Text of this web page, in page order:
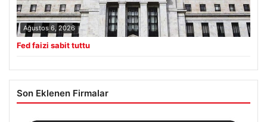
Ağustos 6, 2026
Fed faizi sabit tuttu
Son Eklenen Firmalar